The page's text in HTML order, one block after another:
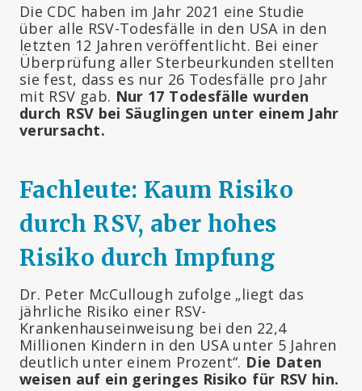
Die CDC haben im Jahr 2021 eine Studie
über alle RSV-Todesfälle in den USA in den
letzten 12 Jahren veröffentlicht. Bei einer
Überprüfung aller Sterbeurkunden stellten
sie fest, dass es nur 26 Todesfälle pro Jahr
mit RSV gab. Nur 17 Todesfälle wurden
durch RSV bei Säuglingen unter einem Jahr
verursacht.
Fachleute: Kaum Risiko
durch RSV, aber hohes
Risiko durch Impfung
Dr. Peter McCullough zufolge „liegt das
jährliche Risiko einer RSV-
Krankenhauseinweisung bei den 22,4
Millionen Kindern in den USA unter 5 Jahren
deutlich unter einem Prozent“. Die Daten
weisen auf ein geringes Risiko für RSV hin.